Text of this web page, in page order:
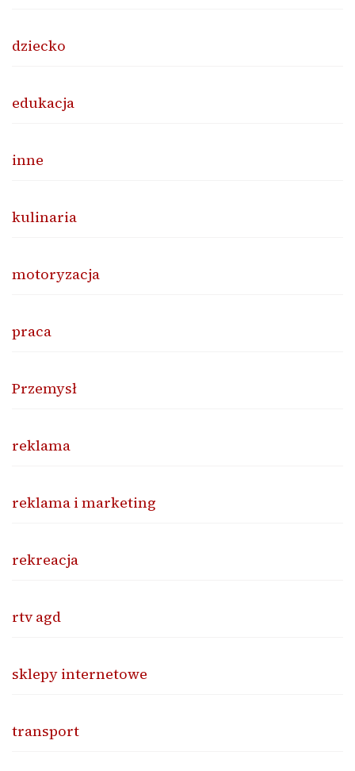
dziecko
edukacja
inne
kulinaria
motoryzacja
praca
Przemysł
reklama
reklama i marketing
rekreacja
rtv agd
sklepy internetowe
transport